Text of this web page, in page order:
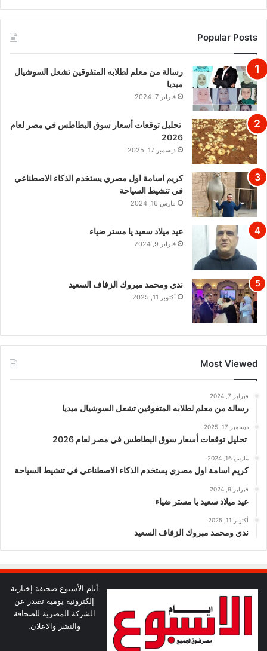
Popular Posts
رسالة من معلم لطلابه المتفوقين تشعل السوشيال
ميديا
فبراير 7, 2024
تحليل توقعات أسعار سوق البطاطس في مصر لعام
2026
ديسمبر 17, 2025
كريم اسامة اول مصري يستخدم الذكاء الاصطناعي
في تنشيط السياحة
مارس 16, 2024
عيد ميلاد سعيد يا مستر ضياء
فبراير 9, 2024
ندي ومحمد مبروك الزفاف السعيد
أكتوبر 11, 2025
Most Viewed
فبراير 7, 2024
رسالة من معلم لطلابه المتفوقين تشعل السوشيال ميديا
ديسمبر 17, 2025
تحليل توقعات أسعار سوق البطاطس في مصر لعام 2026
مارس 16, 2024
كريم اسامة اول مصري يستخدم الذكاء الاصطناعي في تنشيط السياحة
فبراير 9, 2024
عيد ميلاد سعيد يا مستر ضياء
أكتوبر 11, 2025
ندي ومحمد مبروك الزفاف السعيد
أيام الأسبوع صحيفة إخبارية
إلكترونية يومية تصدر عن
الشركة المصرية للصحافة
والنشر والاعلان.